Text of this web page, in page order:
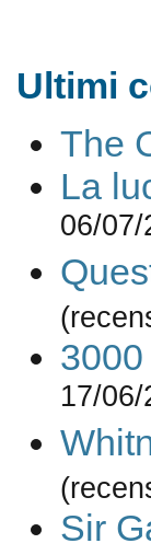
Ultimi
The
La
06/
17/
Sir